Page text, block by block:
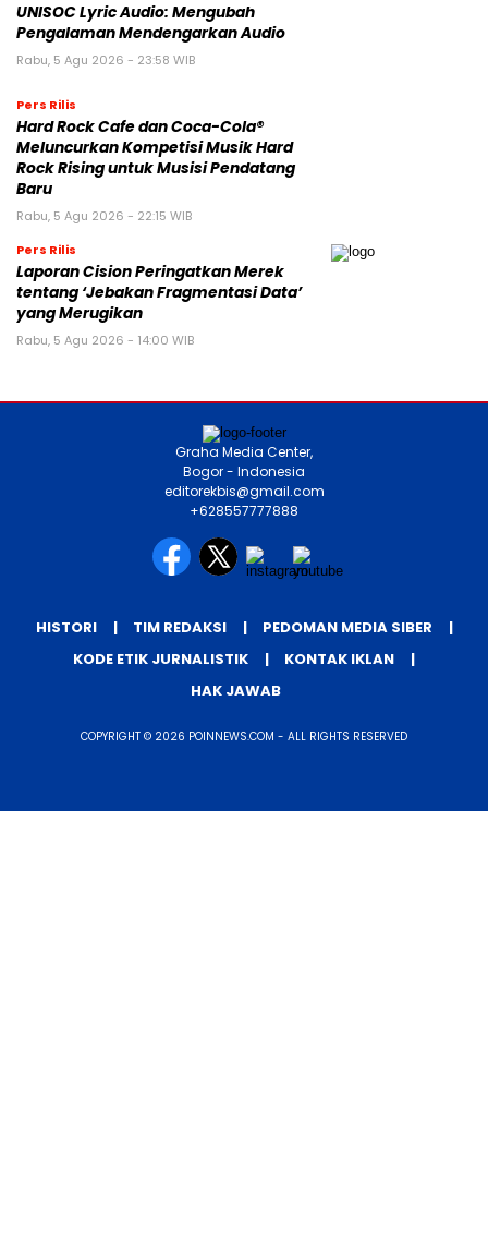
UNISOC Lyric Audio: Mengubah
Pengalaman Mendengarkan Audio
Rabu, 5 Agu 2026 - 23:58 WIB
Pers Rilis
Hard Rock Cafe dan Coca-Cola®
Meluncurkan Kompetisi Musik Hard
Rock Rising untuk Musisi Pendatang
Baru
Rabu, 5 Agu 2026 - 22:15 WIB
Pers Rilis
Laporan Cision Peringatkan Merek
tentang ‘Jebakan Fragmentasi Data’
yang Merugikan
Rabu, 5 Agu 2026 - 14:00 WIB
Graha Media Center,
Bogor - Indonesia
editorekbis@gmail.com
+628557777888
HISTORI TIM REDAKSI
PEDOMAN MEDIA SIBER
KODE ETIK JURNALISTIK
KONTAK IKLAN
HAK JAWAB
COPYRIGHT © 2026 POINNEWS.COM - ALL RIGHTS RESERVED